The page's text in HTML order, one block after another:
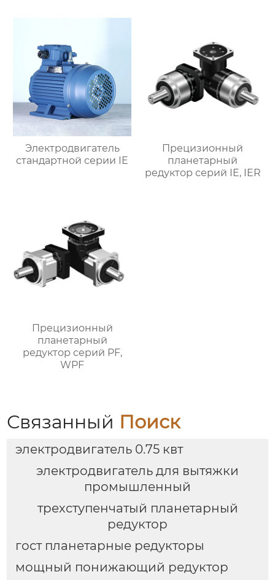
Электродвигатель
стандартной серии IE
Прецизионный
планетарный
редуктор серий IE, IER
Прецизионный
планетарный
редуктор серий PF,
WPF
Связанный Поиск
электродвигатель 0.75 квт
электродвигатель для вытяжки
промышленный
трехступенчатый планетарный
редуктор
гост планетарные редукторы
мощный понижающий редуктор